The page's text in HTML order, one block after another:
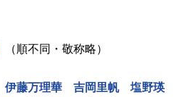
（順不同・敬称略）
伊藤万理華 吉岡里帆
塩野瑛